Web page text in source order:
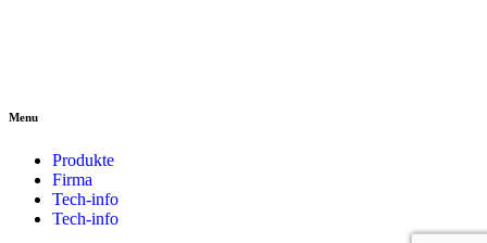
Menu
Produkte
Firma
Tech-info
Tech-info